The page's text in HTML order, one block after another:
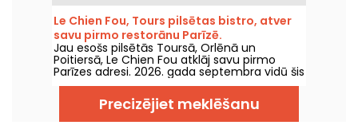
amatnieku alus, visu veido Džims Hāmiltons.
Le Chien Fou, Tours pilsētas bistro, atver
savu pirmo restorānu Parīzē.
Jau esošs pilsētās Toursā, Orlēnā un
Poitiersā, Le Chien Fou atklāj savu pirmo
Parīzes adresi. 2026. gada septembra vidū šis
bistro, kas ir slavens ar mājās gatavoto
virtuvi, dalāmajiem ēdieniem un vīnu
pagrabu, atvērs durvis Feydeau ielā Parīzes 2.
rajonā.
Precizējiet meklēšanu